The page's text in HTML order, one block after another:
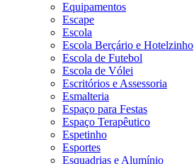
Equipamentos
Escape
Escola
Escola Berçário e Hotelzinho
Escola de Futebol
Escola de Vólei
Escritórios e Assessoria
Esmalteria
Espaço para Festas
Espaço Terapêutico
Espetinho
Esportes
Esquadrias e Alumínio